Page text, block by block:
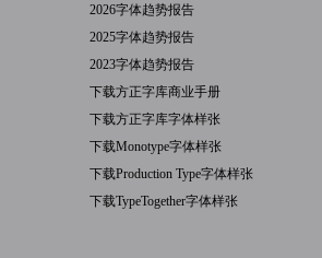
2026字体趋势报告
2025字体趋势报告
2023字体趋势报告
下载方正字库商业手册
下载方正字库字体样张
下载Monotype字体样张
下载Production Type字体样张
下载TypeTogether字体样张